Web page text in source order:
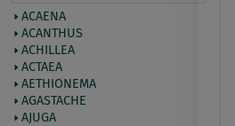
ACAENA
ACANTHUS
ACHILLEA
ACTAEA
AETHIONEMA
AGASTACHE
AJUGA